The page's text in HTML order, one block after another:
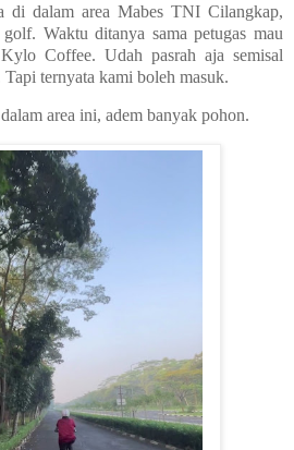
dalam area Mabes TNI Cilangkap,
Waktu ditanya sama petugas mau
Coffee. Udah pasrah aja semisal
ternyata kami boleh masuk.
area ini, adem banyak pohon.